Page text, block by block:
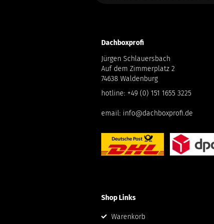
Dachboxprofi
Jürgen Schlauersbach
Auf dem Zimmerplatz 2
74638 Waldenburg
hotline: +49 (0) 151 1655 3225
email: info@dachboxprofi.de
Shop Links
Warenkorb